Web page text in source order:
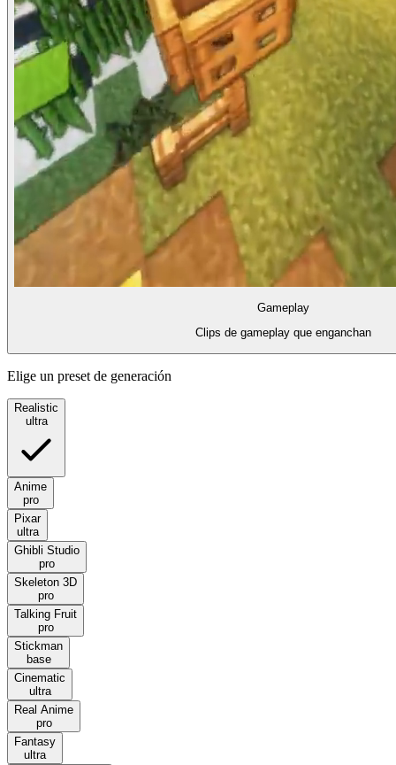
Gameplay
Clips de gameplay que enganchan
Elige un preset de generación
Realistic
ultra
Anime
pro
Pixar
ultra
Ghibli Studio
pro
Skeleton 3D
pro
Talking Fruit
pro
Stickman
base
Cinematic
ultra
Real Anime
pro
Fantasy
ultra